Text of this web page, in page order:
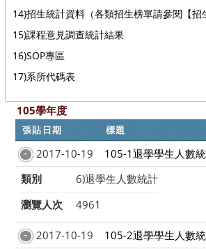
14)招生統計資料（各類招生榜單請參閱【招
15)課程意見調查統計結果
16)SOP專區
17)系所代碼表
105學年度
張貼日期 標題
2017-10-19
105-1退學學生人數
類別
6)退學生人數統計
瀏覽人次
4961
2017-10-19
105-2退學學生人數